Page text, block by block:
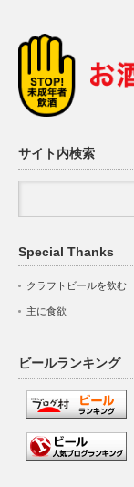
サイト内検索
Special Thanks
クラフトビールを飲む
主に食欲
ビールランキング